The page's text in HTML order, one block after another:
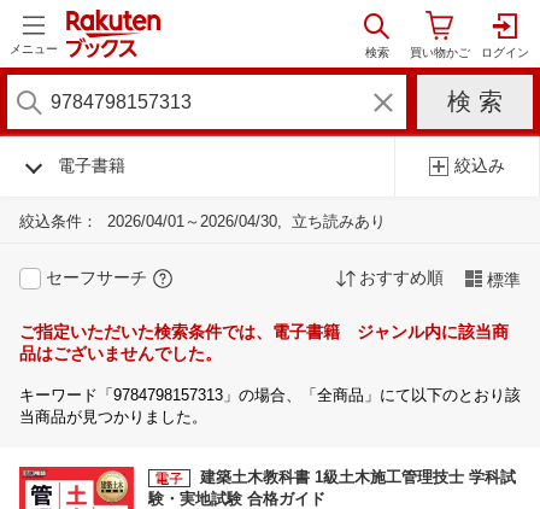
メニュー
電子書籍 絞込み
絞込条件： 2026/04/01～2026/04/30 立ち読みあり
セーフサーチ おすすめ順 標準
ご指定いただいた検索条件では、電子書籍 ジャンル内に該当商
品はございませんでした。
キーワード「9784798157313」の場合、「全商品」にて以下のとおり該
当商品が見つかりました。
建築土木教科書 1級土木施工管理技士 学科試
験・実地試験 合格ガイド